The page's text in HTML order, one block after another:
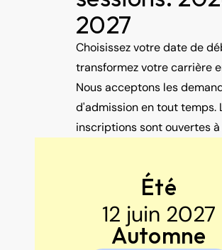
2027
Choisissez votre date de
transformez votre carrière
Nous acceptons les
d'admission en tout temps.
inscriptions sont ouvertes à
Été
12 juin 2027
Automne